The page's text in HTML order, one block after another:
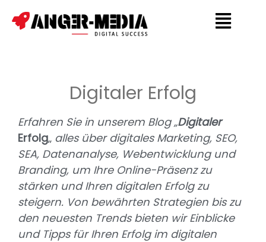
Digitaler Erfolg
Erfahren Sie in unserem Blog „Digitaler
Erfolg„ alles über digitales Marketing, SEO,
SEA, Datenanalyse, Webentwicklung und
Branding, um Ihre Online-Präsenz zu
stärken und Ihren digitalen Erfolg zu
steigern. Von bewährten Strategien bis zu
den neuesten Trends bieten wir Einblicke
und Tipps für Ihren Erfolg im digitalen